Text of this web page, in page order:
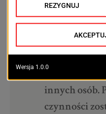
prowadzonym
którego m.in.
zatrzymany
innych osób.
czynności